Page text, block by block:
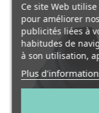
Ce site Web
pour améliorer
publicités liées à
habitudes de
à son utilisation,
Plus